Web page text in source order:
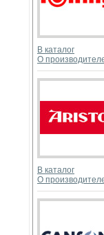
В каталог
О
В каталог
О